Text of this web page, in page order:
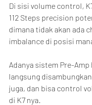
Di sisi volume control,
112 Steps precision
dimana tidak akan ada
imbalance di posisi
Adanya sistem Pre-Amp
langsung
juga, dan bisa control
di K7 nya.